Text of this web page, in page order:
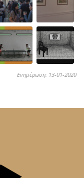
Ενημέρωση: 13-01-2020